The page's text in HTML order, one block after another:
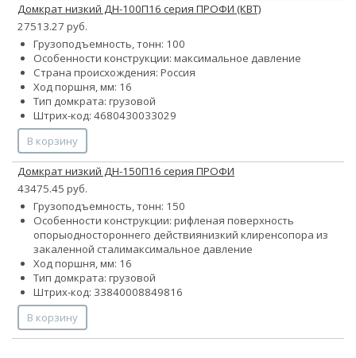
Домкрат низкий ДН-100П16 серия ПРОФИ (КВТ)
27513.27 руб.
Грузоподъемность, тонн: 100
Особенности конструкции: максимальное давление
Страна происхождения: Россия
Ход поршня, мм: 16
Тип домкрата: грузовой
Штрих-код: 4680430033029
В корзину
Домкрат низкий ДН-150П16 серия ПРОФИ
43475.45 руб.
Грузоподъемность, тонн: 150
Особенности конструкции: рифленая поверхность
опорыодностороннего действиянизкий клиренсопора из
закаленной сталимаксимальное давление
Ход поршня, мм: 16
Тип домкрата: грузовой
Штрих-код: 33840008849816
В корзину